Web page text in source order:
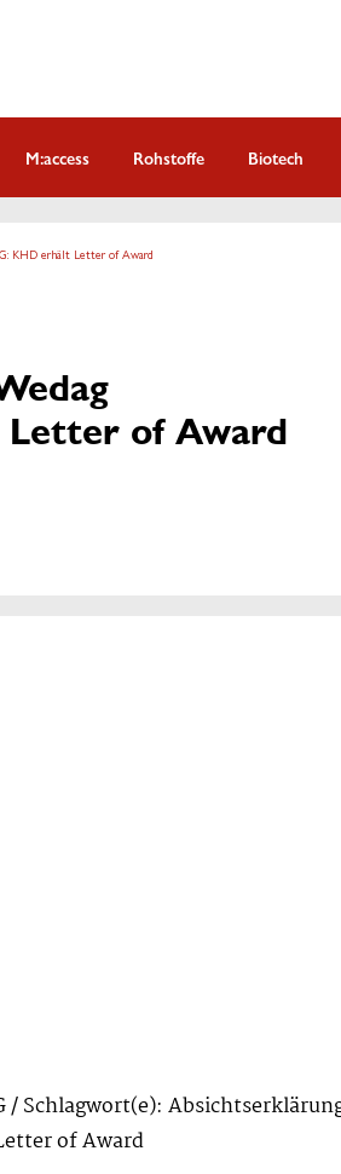
M:access Rohstoffe Biotech
KHD erhält Letter of Award
of Award
Schlagwort(e):
of Award